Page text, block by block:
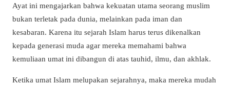
Ayat ini mengajarkan bahwa kekuatan utama seorang muslim
bukan terletak pada dunia, melainkan pada iman dan
kesabaran. Karena itu sejarah Islam harus terus dikenalkan
kepada generasi muda agar mereka memahami bahwa
kemuliaan umat ini dibangun di atas tauhid, ilmu, dan akhlak.
Ketika umat Islam melupakan sejarahnya, maka mereka mudah